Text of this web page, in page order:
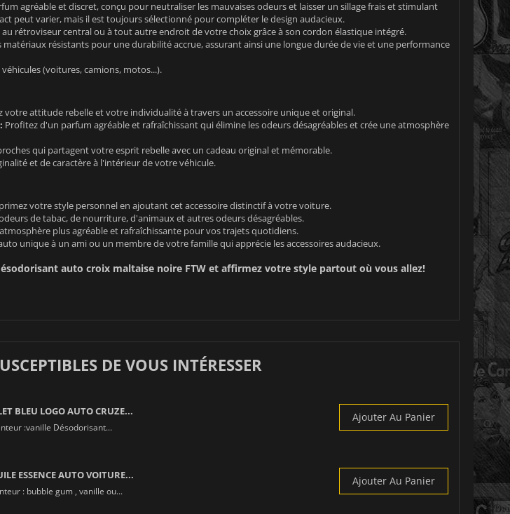
agréable et discret, conçu pour neutraliser les mauvaises odeurs et laisser un sillage frais et stimulant
peut varier, mais il est toujours sélectionné pour compléter le design audacieux.
au rétroviseur central ou à tout autre endroit de votre choix grâce à son cordon élastique intégré.
matériaux résistants pour une durabilité accrue, assurant ainsi une longue durée de vie et une performance
(voitures, camions, motos...).
votre attitude rebelle et votre individualité à travers un accessoire unique et original.
Profitez d'un parfum agréable et rafraîchissant qui élimine les odeurs désagréables et crée une atmosphère
qui partagent votre esprit rebelle avec un cadeau original et mémorable.
et de caractère à l'intérieur de votre véhicule.
votre style personnel en ajoutant cet accessoire distinctif à votre voiture.
de tabac, de nourriture, d'animaux et autres odeurs désagréables.
plus agréable et rafraîchissante pour vos trajets quotidiens.
unique à un ami ou un membre de votre famille qui apprécie les accessoires audacieux.
auto croix maltaise noire FTW et affirmez votre style partout où vous allez!
DE VOUS INTÉRESSER
BLEU LOGO AUTO CRUZE...
:vanille Désodorisant...
Ajouter Au Panier
ESSENCE AUTO VOITURE...
: bubble gum , vanille ou...
Ajouter Au Panier